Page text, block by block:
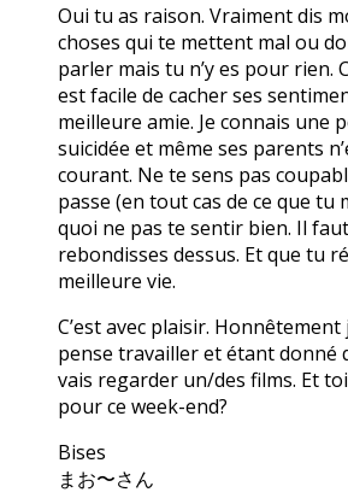
Oui tu as raison. Vraiment dis
choses qui te mettent mal ou
parler mais tu n’y es pour rien.
est facile de cacher ses
meilleure amie. Je connais une
suicidée et même ses parents
courant. Ne te sens pas
passe (en tout cas de ce que tu
quoi ne pas te sentir bien. Il
rebondisses dessus. Et que tu
meilleure vie.
C’est avec plaisir. Honnêtement
pense travailler et étant donné
vais regarder un/des films. Et
pour ce week-end?
Bises
まお〜さん